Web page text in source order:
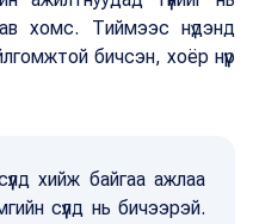
хомс. Тиймээс нүдэнд
бичсэн, хоёр нүүр
хийж байгаа ажлаа
сүүлд нь бичээрэй.